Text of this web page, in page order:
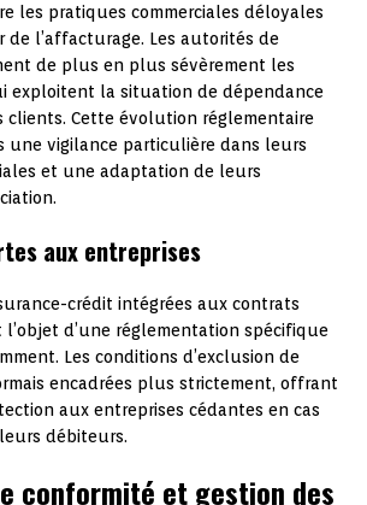
les pratiques commerciales déloyales
de l’affacturage. Les autorités de
de plus en plus sévèrement les
exploitent la situation de dépendance
clients. Cette évolution réglementaire
une vigilance particulière dans leurs
et une adaptation de leurs
aux entreprises
crédit intégrées aux contrats
d’une réglementation spécifique
Les conditions d’exclusion de
encadrées plus strictement, offrant
aux entreprises cédantes en cas
débiteurs.
conformité et gestion des